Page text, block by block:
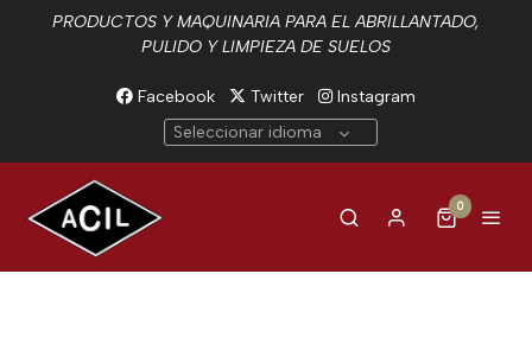
PRODUCTOS Y MAQUINARIA PARA EL ABRILLANTADO,
PULIDO Y LIMPIEZA DE SUELOS
Facebook Twitter
Instagram
Seleccionar idioma
0